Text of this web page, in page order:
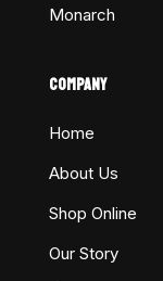
Monarch
COMPANY
Home
About Us
Shop Online
Our Story